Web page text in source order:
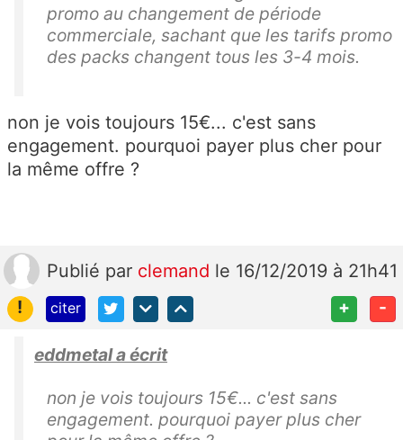
promo au changement de période
commerciale, sachant que les tarifs promo
des packs changent tous les 3-4 mois.
non je vois toujours 15€... c'est sans
engagement. pourquoi payer plus cher pour
la même offre ?
Publié par clemand le 16/12/2019 à 21h41
!
citer + -
eddmetal a écrit
non je vois toujours 15€... c'est sans
engagement. pourquoi payer plus cher